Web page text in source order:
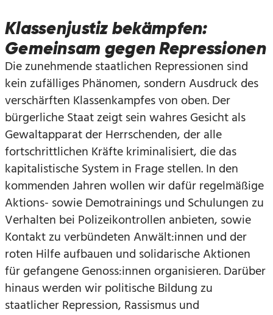
Klassenjustiz bekämpfen:
Gemeinsam gegen Repressionen
Die zunehmende staatlichen Repressionen sind
kein zufälliges Phänomen, sondern Ausdruck des
verschärften Klassenkampfes von oben. Der
bürgerliche Staat zeigt sein wahres Gesicht als
Gewaltapparat der Herrschenden, der alle
fortschrittlichen Kräfte kriminalisiert, die das
kapitalistische System in Frage stellen. In den
kommenden Jahren wollen wir dafür regelmäßige
Aktions- sowie Demotrainings und Schulungen zu
Verhalten bei Polizeikontrollen anbieten, sowie
Kontakt zu verbündeten Anwält:innen und der
roten Hilfe aufbauen und solidarische Aktionen
für gefangene Genoss:innen organisieren. Darüber
hinaus werden wir politische Bildung zu
staatlicher Repression, Rassismus und